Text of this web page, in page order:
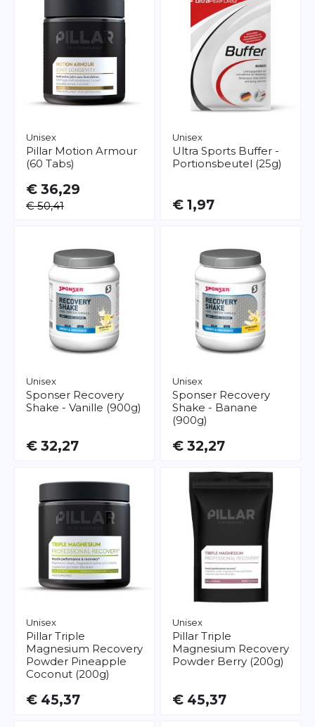
Unisex
Pillar Motion Armour
(60 Tabs)
€ 36,29
€ 50,41
Unisex
Ultra Sports Buffer -
Portionsbeutel (25g)
€ 1,97
Unisex
Sponser Recovery
Shake - Vanille (900g)
€ 32,27
Unisex
Sponser Recovery
Shake - Banane
(900g)
€ 32,27
Unisex
Pillar Triple
Magnesium Recovery
Powder Pineapple
Coconut (200g)
€ 45,37
Unisex
Pillar Triple
Magnesium Recovery
Powder Berry (200g)
€ 45,37